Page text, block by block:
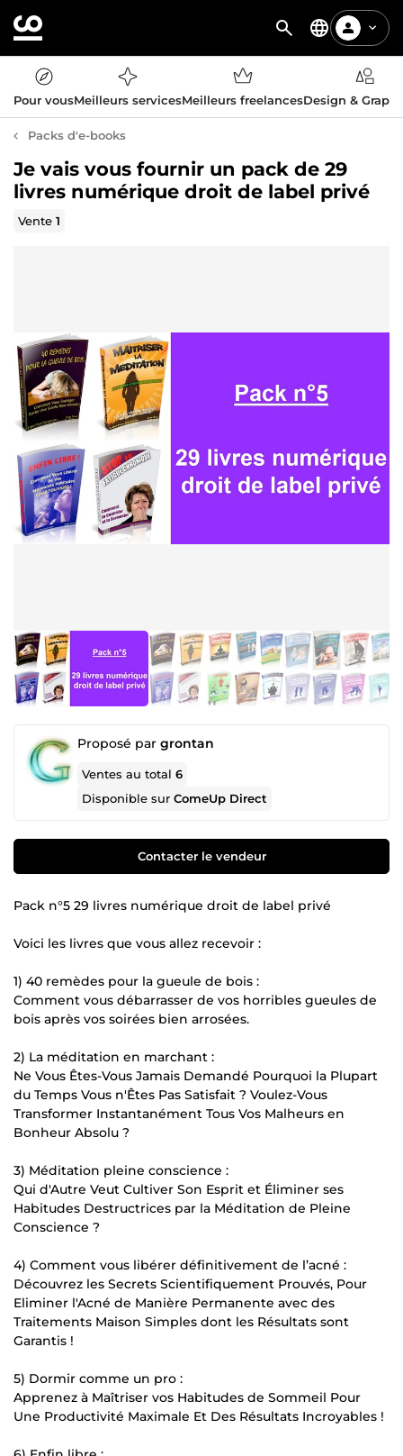
Pour vousMeilleurs servicesMeilleurs freelancesDesign &
Packs d'e-books
Je vais vous fournir un pack de 29
livres numérique droit de label privé
Vente1
Proposé par grontan
Ventes au total6
Disponible surComeUp Direct
Contacter le vendeur
Pack n°5 29 livres numérique droit de label privé
Voici les livres que vous allez recevoir :
1) 40 remèdes pour la gueule de bois :
Comment vous débarrasser de vos horribles gueules de
bois après vos soirées bien arrosées.
2) La méditation en marchant :
Ne Vous Êtes-Vous Jamais Demandé Pourquoi la Plupart
du Temps Vous n'Êtes Pas Satisfait ? Voulez-Vous
Transformer Instantanément Tous Vos Malheurs en
Bonheur Absolu ?
3) Méditation pleine conscience :
Qui d'Autre Veut Cultiver Son Esprit et Éliminer ses
Habitudes Destructrices par la Méditation de Pleine
Conscience ?
4) Comment vous libérer définitivement de l’acné :
Découvrez les Secrets Scientifiquement Prouvés, Pour
Eliminer l'Acné de Manière Permanente avec des
Traitements Maison Simples dont les Résultats sont
Garantis !
5) Dormir comme un pro :
Apprenez à Maîtriser vos Habitudes de Sommeil Pour
Une Productivité Maximale Et Des Résultats Incroyables !